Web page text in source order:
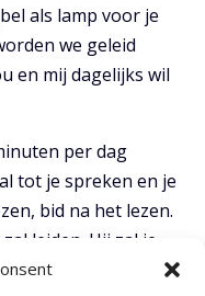
als lamp voor je
we geleid
en mij dagelijks wil
per dag
tot je spreken en je
bid na het lezen.
leiden. Hij zal je
de Bijbel als lamp